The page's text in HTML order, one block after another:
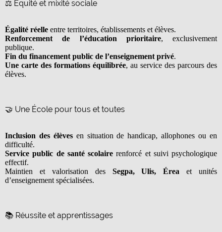
⚖️ Équité et mixité sociale
Égalité réelle entre territoires, établissements et élèves.
Renforcement de l’éducation prioritaire, exclusivement
publique.
Fin du financement public de l’enseignement privé.
Une carte des formations équilibrée, au service des parcours des
élèves.
🤝 Une École pour tous et toutes
Inclusion des élèvesen situation de handicap, allophones ou en
difficulté.
Service public de santé scolaire renforcé et suivi psychologique
effectif.
Maintien et valorisation des Segpa, Ulis, Érea et unités
d’enseignement spécialisées.
📚 Réussite et apprentissages